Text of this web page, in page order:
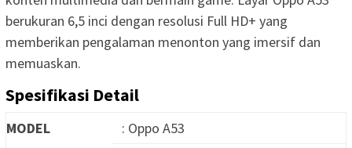
berukuran 6,5 inci dengan resolusi Full HD+ yang
memberikan pengalaman menonton yang imersif dan
memuaskan.
Spesifikasi Detail
MODEL
: Oppo A53